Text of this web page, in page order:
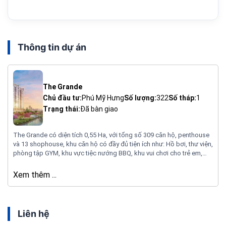
Thông tin dự án
The Grande
Chủ đầu tư:Phú Mỹ HưngSố lượng:322Số tháp:1
Trạng thái:Đã bàn giao
The Grande có diện tích 0,55 Ha, với tổng số 309 căn hộ, penthouse
và 13 shophouse, khu căn hộ có đầy đủ tiện ích như: Hồ bơi, thư viện,
phòng tập GYM, khu vực tiệc nướng BBQ, khu vui chơi cho trẻ em,
sổ bộ, tầng hầm để xe và sảnh tân sang trọng.
Xem thêm ...
Liên hệ